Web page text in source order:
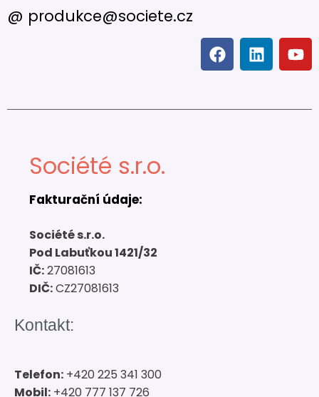
@ produkce@societe.cz
Société s.r.o.
Fakturační údaje:
Société s.r.o.
Pod Labuťkou 1421/32
IČ:27081613
DIČ:CZ27081613
Kontakt:
Telefon: +420 225 341 300
Mobil: +420 777 137 726